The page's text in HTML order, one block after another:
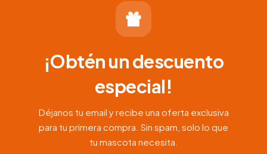
¡Obtén un descuento
especial!
Déjanos tu email y recibe una oferta exclusiva
para tu primera compra. Sin spam, solo lo que
tu mascota necesita.